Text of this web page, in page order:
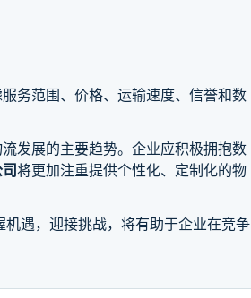
务范围、价格、运输速度、信誉和数
发展的主要趋势。企业应积极拥抱数
将更加注重提供个性化、定制化的物
机遇，迎接挑战，将有助于企业在竞争